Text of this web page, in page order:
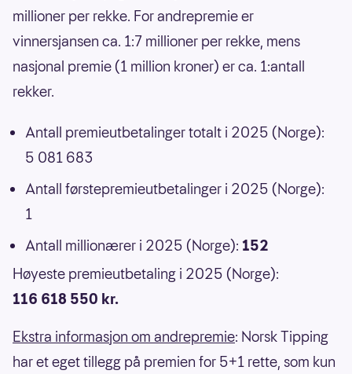
millioner per rekke. For andrepremie er
vinnersjansen ca. 1:7 millioner per rekke, mens
nasjonal premie (1 million kroner) er ca. 1:antall
rekker.
Antall premieutbetalinger totalt i 2025 (Norge):
5 081 683
Antall førstepremieutbetalinger i 2025 (Norge):
1
Antall millionærer i 2025 (Norge): 152
Høyeste premieutbetaling i 2025 (Norge):
116 618 550 kr.
Ekstra informasjon om andrepremie: Norsk Tipping
har et eget tillegg på premien for 5+1 rette, som kun